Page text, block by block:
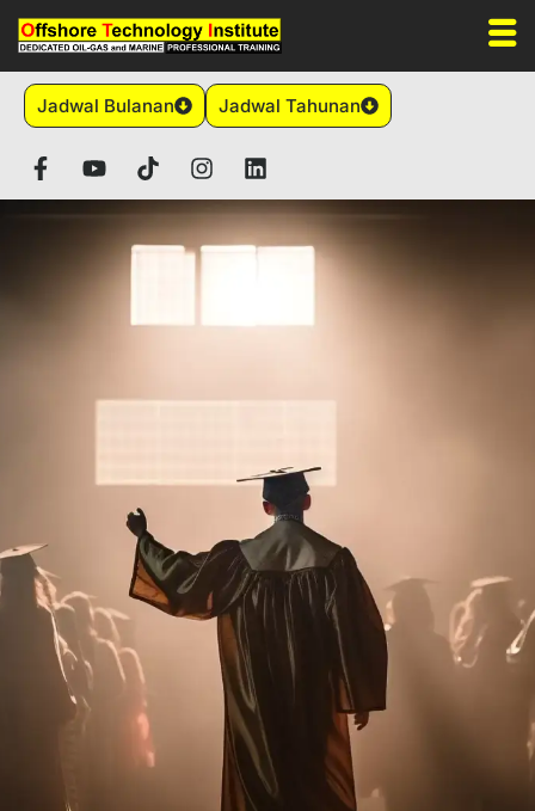
Jadwal Bulanan Jadwal Tahunan